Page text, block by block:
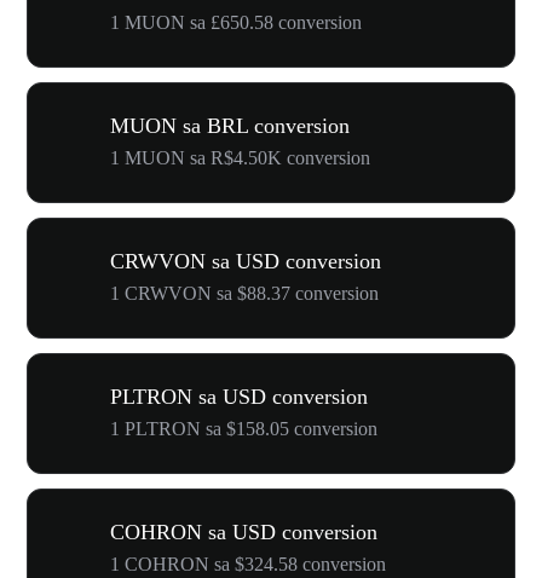
1 MUON sa £650.58 conversion
MUON sa BRL conversion
1 MUON sa R$4.50K conversion
CRWVON sa USD conversion
1 CRWVON sa $88.37 conversion
PLTRON sa USD conversion
1 PLTRON sa $158.05 conversion
COHRON sa USD conversion
1 COHRON sa $324.58 conversion